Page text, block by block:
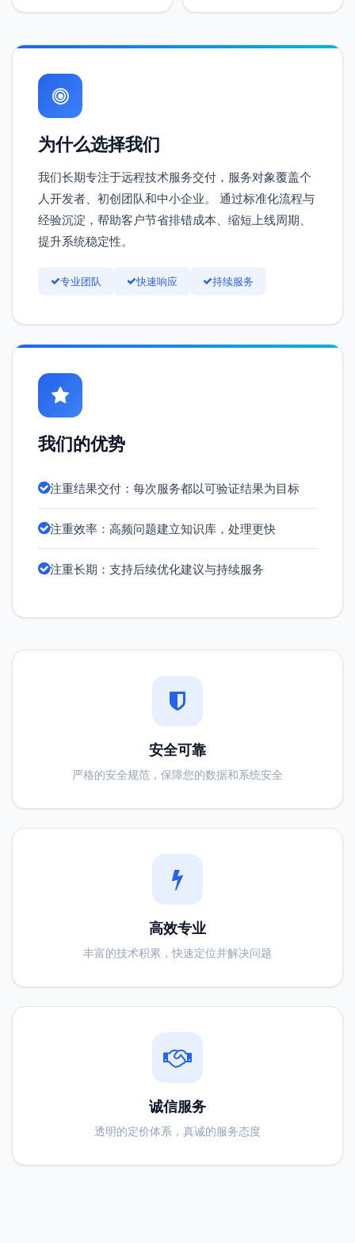
为什么选择我们
我们长期专注于远程技术服务交付，服务对象覆盖个
人开发者、初创团队和中小企业。 通过标准化流程与
经验沉淀，帮助客户节省排错成本、缩短上线周期、
提升系统稳定性。
专业团队 快速响应 持续服务
我们的优势
注重结果交付：每次服务都以可验证结果为目标
注重效率：高频问题建立知识库，处理更快
注重长期：支持后续优化建议与持续服务
安全可靠
严格的安全规范，保障您的数据和系统安全
高效专业
丰富的技术积累，快速定位并解决问题
诚信服务
透明的定价体系，真诚的服务态度